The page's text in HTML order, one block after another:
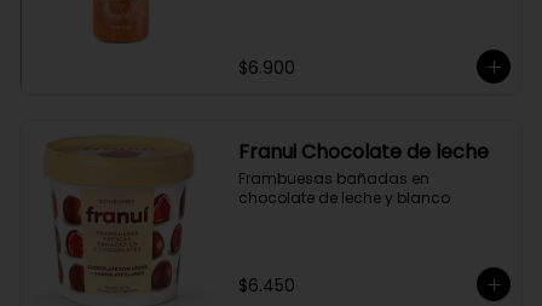
$6.900
Franui Chocolate de leche
Frambuesas bañadas en
chocolate de leche y blanco
$6.450